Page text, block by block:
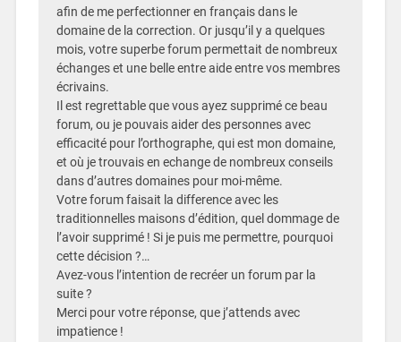
afin de me perfectionner en français dans le
domaine de la correction. Or jusqu’il y a quelques
mois, votre superbe forum permettait de nombreux
échanges et une belle entre aide entre vos membres
écrivains.
Il est regrettable que vous ayez supprimé ce beau
forum, ou je pouvais aider des personnes avec
efficacité pour l’orthographe, qui est mon domaine,
et où je trouvais en echange de nombreux conseils
dans d’autres domaines pour moi-même.
Votre forum faisait la difference avec les
traditionnelles maisons d’édition, quel dommage de
l’avoir supprimé ! Si je puis me permettre, pourquoi
cette décision ?…
Avez-vous l’intention de recréer un forum par la
suite ?
Merci pour votre réponse, que j’attends avec
impatience !